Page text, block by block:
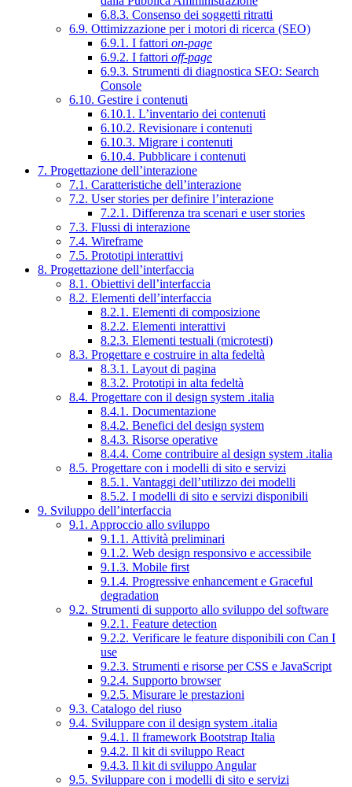
6.8.3. Consenso dei soggetti ritratti
6.9. Ottimizzazione per i motori di ricerca (SEO)
6.9.1. I fattori on-page
6.9.2. I fattori off-page
6.9.3. Strumenti di diagnostica SEO: Search
Console
6.10. Gestire i contenuti
6.10.1. L’inventario dei contenuti
6.10.2. Revisionare i contenuti
6.10.3. Migrare i contenuti
6.10.4. Pubblicare i contenuti
7. Progettazione dell’interazione
7.1. Caratteristiche dell’interazione
7.2. User stories per definire l’interazione
7.2.1. Differenza tra scenari e user stories
7.3. Flussi di interazione
7.4. Wireframe
7.5. Prototipi interattivi
8. Progettazione dell’interfaccia
8.1. Obiettivi dell’interfaccia
8.2. Elementi dell’interfaccia
8.2.1. Elementi di composizione
8.2.2. Elementi interattivi
8.2.3. Elementi testuali (microtesti)
8.3. Progettare e costruire in alta fedeltà
8.3.1. Layout di pagina
8.3.2. Prototipi in alta fedeltà
8.4. Progettare con il design system .italia
8.4.1. Documentazione
8.4.2. Benefici del design system
8.4.3. Risorse operative
8.4.4. Come contribuire al design system .italia
8.5. Progettare con i modelli di sito e servizi
8.5.1. Vantaggi dell’utilizzo dei modelli
8.5.2. I modelli di sito e servizi disponibili
9. Sviluppo dell’interfaccia
9.1. Approccio allo sviluppo
9.1.1. Attività preliminari
9.1.2. Web design responsivo e accessibile
9.1.3. Mobile first
9.1.4. Progressive enhancement e Graceful
degradation
9.2. Strumenti di supporto allo sviluppo del software
9.2.1. Feature detection
9.2.2. Verificare le feature disponibili con Can I
use
9.2.3. Strumenti e risorse per CSS e JavaScript
9.2.4. Supporto browser
9.2.5. Misurare le prestazioni
9.3. Catalogo del riuso
9.4. Sviluppare con il design system .italia
9.4.1. Il framework Bootstrap Italia
9.4.2. Il kit di sviluppo React
9.4.3. Il kit di sviluppo Angular
9.5. Sviluppare con i modelli di sito e servizi